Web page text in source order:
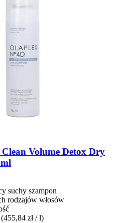
Volume Detox Dry
suchy szampon
rodzajów włosów
(455,84 zł / l)